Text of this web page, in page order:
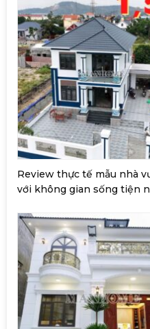
Review thực tế mẫu nhà
với không gian sống tiện